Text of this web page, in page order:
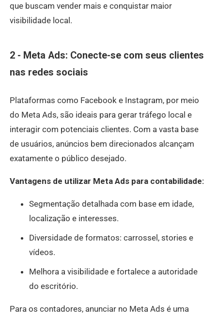
que buscam vender mais e conquistar maior
visibilidade local.
2 - Meta Ads: Conecte-se com seus clientes
nas redes sociais
Plataformas como Facebook e Instagram, por meio
do Meta Ads, são ideais para gerar tráfego local e
interagir com potenciais clientes. Com a vasta base
de usuários, anúncios bem direcionados alcançam
exatamente o público desejado.
Vantagens de utilizar Meta Ads para contabilidade:
Segmentação detalhada com base em idade,
localização e interesses.
Diversidade de formatos: carrossel, stories e
vídeos.
Melhora a visibilidade e fortalece a autoridade
do escritório.
Para os contadores, anunciar no Meta Ads é uma